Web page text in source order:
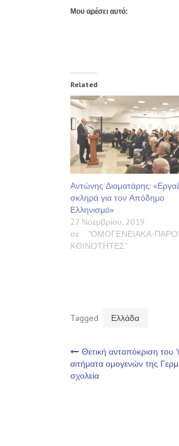
Μου αρέσει αυτό:
Related
Αντώνης Διαματάρης:
σκληρά για τον Απόδημο
Ελληνισμό»
27 Νοεμβρίου, 2019
σε "ΟΜΟΓΕΝΕΙΑΚΑ-
ΚΟΙΝΟΤΗΤΕΣ"
Tagged Ελλάδα
άρθρων
Θετική ανταπόκριση του
αιτήματα ομογενών της
σχολεία